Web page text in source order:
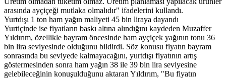
arasında ayçiçeği mutlaka olmalıdır" ifadelerini kullandı.
Yurtdışı 1 ton ham yağın maliyeti 45 bin liraya dayandı
Yurtiçinde ise fiyatların baskı altına alındığını kaydeden Muzaffer
Yıldırım, özellikle bayram öncesinde ham ayçiçek yağının tonu 36
bin lira seviyesinde olduğunu bildirdi. Söz konusu fiyatın bayram
sonrasında bu seviyede kalmayacağını, yurtdışı fiyatının artış
göstermesinden sonra ham yağın 38 ile 39 bin lira seviyesine
gelebileceğinin konuşulduğunu aktaran Yıldırım, "Bu fiyatın